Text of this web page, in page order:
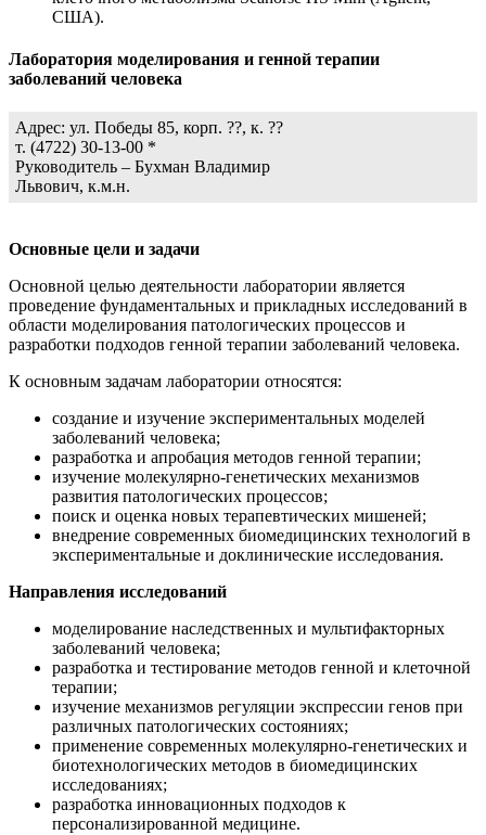
США).
Лаборатория моделирования и генной терапии
заболеваний человека
Адрес: ул. Победы 85, корп. ??, к. ??
т. (4722) 30-13-00 *
Руководитель – Бухман Владимир
Львович, к.м.н.
Основные цели и задачи
Основной целью деятельности лаборатории является
проведение фундаментальных и прикладных исследований в
области моделирования патологических процессов и
разработки подходов генной терапии заболеваний человека.
К основным задачам лаборатории относятся:
создание и изучение экспериментальных моделей
заболеваний человека;
разработка и апробация методов генной терапии;
изучение молекулярно-генетических механизмов
развития патологических процессов;
поиск и оценка новых терапевтических мишеней;
внедрение современных биомедицинских технологий в
экспериментальные и доклинические исследования.
Направления исследований
моделирование наследственных и мультифакторных
заболеваний человека;
разработка и тестирование методов генной и клеточной
терапии;
изучение механизмов регуляции экспрессии генов при
различных патологических состояниях;
применение современных молекулярно-генетических и
биотехнологических методов в биомедицинских
исследованиях;
разработка инновационных подходов к
персонализированной медицине.